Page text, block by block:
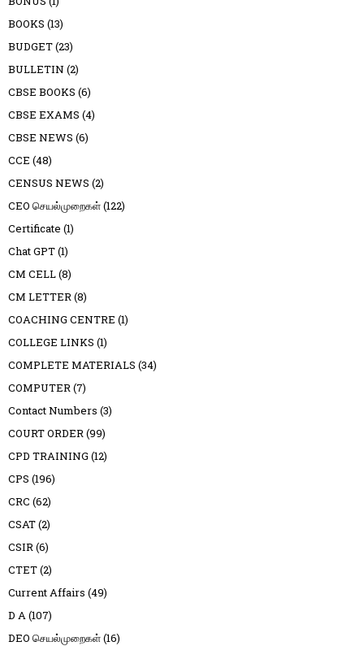
BOOKS (13)
BUDGET(23)
BULLETIN (2)
CBSE BOOKS (6)
CBSE EXAMS (4)
CBSE NEWS (6)
CCE (48)
CENSUS NEWS (2)
CEO செயல்முறைகள்(122)
Certificate (1)
Chat GPT(1)
CM CELL(8)
CM LETTER(8)
COACHING CENTRE (1)
COLLEGE LINKS (1)
COMPLETE MATERIALS (34)
COMPUTER(7)
Contact Numbers (3)
COURT ORDER(99)
CPD TRAINING (12)
CPS (196)
CRC (62)
CSAT(2)
CSIR(6)
CTET(2)
Current Affairs (49)
D A(107)
DEO செயல்முறைகள்(16)